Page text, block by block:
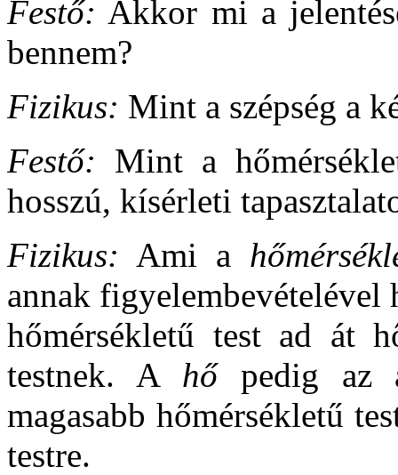
Festő: Akkor mi a
bennem?
Fizikus: Mint a szépség a
Festő: Mint a
hosszú, kísérleti
Fizikus: Ami a
annak figyelembevételével
hőmérsékletű test ad át
testnek. A hőpedig az
magasabb hőmérsékletű
testre.